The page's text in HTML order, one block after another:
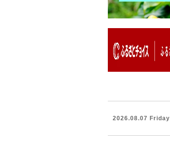
2026.08.07 Friday